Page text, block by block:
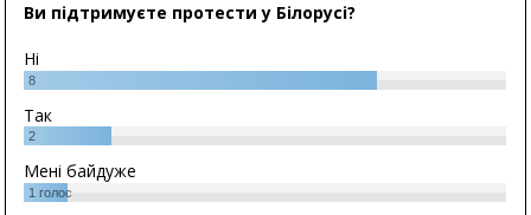
Ви підтримуєте протести у Білорусі?
Ні
8
Так
2
Мені байдуже
1 голос